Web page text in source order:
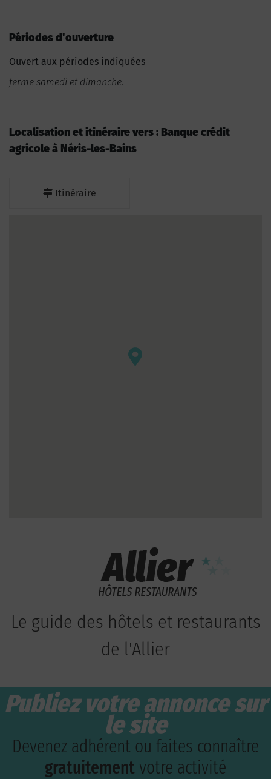
Périodes d'ouverture
Ouvert aux périodes indiquées
ferme samedi et dimanche.
Localisation et itinéraire vers : Banque crédit
agricole à Néris-les-Bains
Itinéraire
Le guide des hôtels et restaurants
de l'Allier
Publiez votre annonce sur
le site
Devenez adhérent ou faites connaître
gratuitement votre activité